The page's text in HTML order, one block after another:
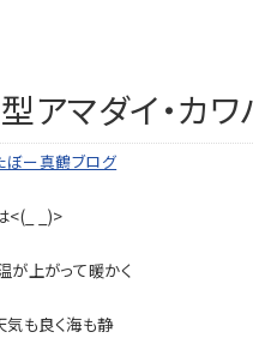
マダイ・カワ
ぼー真鶴ブログ
<(_ _)>
が上がって暖かく
気も良く海も静